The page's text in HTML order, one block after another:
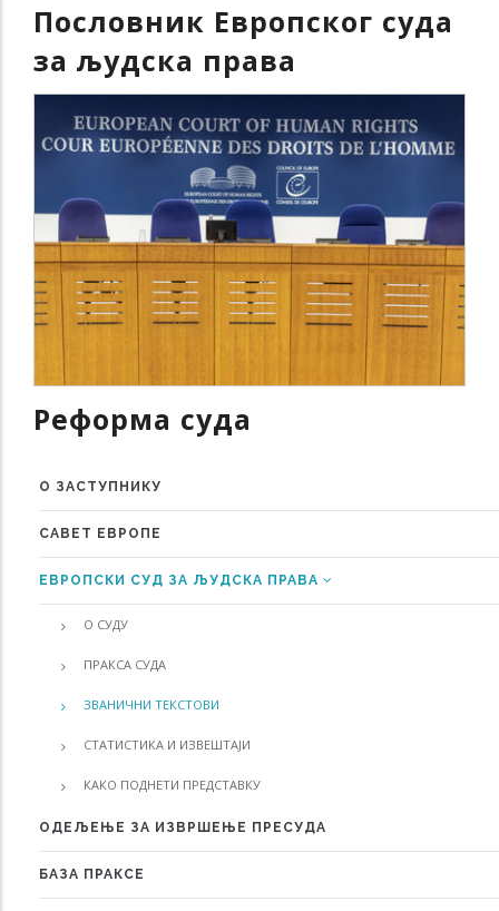
Пословник Европског суда
за људска права
Реформа суда
MENU
О ЗАСТУПНИКУ
САВЕТ ЕВРОПЕ
ЕВРОПСКИ СУД ЗА ЉУДСКА ПРАВА
О СУДУ
ПРАКСА СУДА
ЗВАНИЧНИ ТЕКСТОВИ
СТАТИСТИКА И ИЗВЕШТАЈИ
КАКО ПОДНЕТИ ПРЕДСТАВКУ
ОДЕЉЕЊЕ ЗА ИЗВРШЕЊЕ ПРЕСУДА
БАЗА ПРАКСЕ